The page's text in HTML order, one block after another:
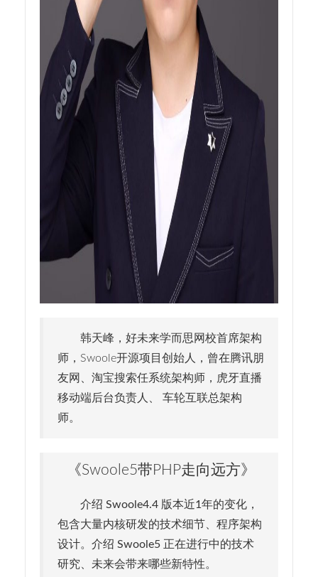
韩天峰，好未来学而思网校首席架构
师，Swoole开源项目创始人，曾在腾讯朋
友网、淘宝搜索任系统架构师，虎牙直播
移动端后台负责人、 车轮互联总架构
师。
《Swoole5带PHP走向远方》
介绍 Swoole4.4 版本近1年的变化，
包含大量内核研发的技术细节、程序架构
设计。介绍 Swoole5 正在进行中的技术
研究、未来会带来哪些新特性。